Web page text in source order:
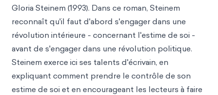
Gloria Steinem (1993). Dans ce roman, Steinem
reconnaît qu'il faut d'abord s'engager dans une
révolution intérieure - concernant l'estime de soi -
avant de s'engager dans une révolution politique.
Steinem exerce ici ses talents d'écrivain, en
expliquant comment prendre le contrôle de son
estime de soi et en encourageant les lecteurs à faire